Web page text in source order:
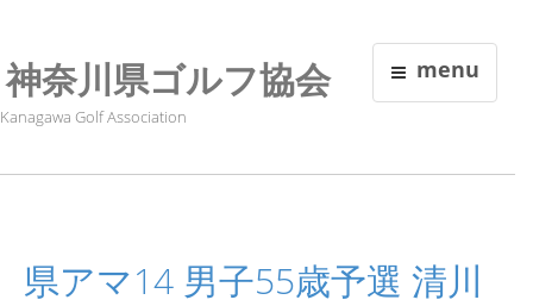
menu
神奈川県ゴルフ協会
Kanagawa Golf Association
県アマ14 男子55歳予選 清川